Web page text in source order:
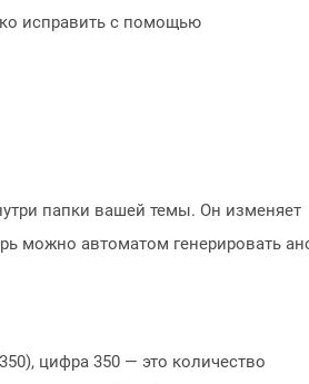
исправить с помощью
папки вашей темы. Он изменяет
можно автоматом генерировать
цифра 350 — это количество